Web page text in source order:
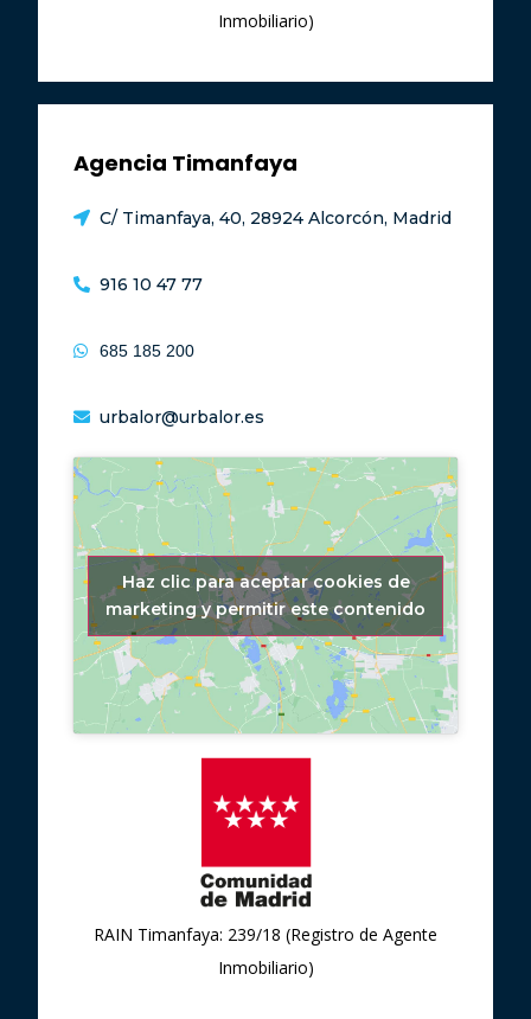
Inmobiliario)
Agencia Timanfaya
C/ Timanfaya, 40, 28924 Alcorcón, Madrid
916 10 47 77
685 185 200
urbalor@urbalor.es
Haz clic para aceptar cookies de
marketing y permitir este contenido
RAIN Timanfaya: 239/18 (Registro de Agente
Inmobiliario)